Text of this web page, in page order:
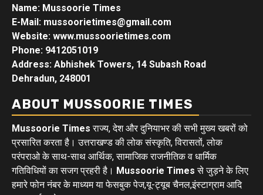
Name: Mussoorie Times
E-Mail: mussoorietimes@gmail.com
Website: www.mussoorietimes.com
Phone: 9412051019
Address: Abhishek Towers, 14 Subash Road
Dehradun, 248001
ABOUT MUSSOORIE TIMES
Mussoorie Times राज्य, देश और दुनियाभर की सभी मुख्य खबरों को
प्रसारित करता है। उत्तराखण्ड की लोक संस्कृति, विरासतों, लोक
परंपराओ के साथ-साथ आर्थिक, सामाजिक राजनीतिक व धार्मिक
गतिविधियों का सजग प्रहरी है। Mussoorie Times से जुड़ने के लिए
हमारे फोन नंबर के माध्यम या फेसबुक पेज,यू-ट्यूब चैनल,इंस्टाग्राम आदि